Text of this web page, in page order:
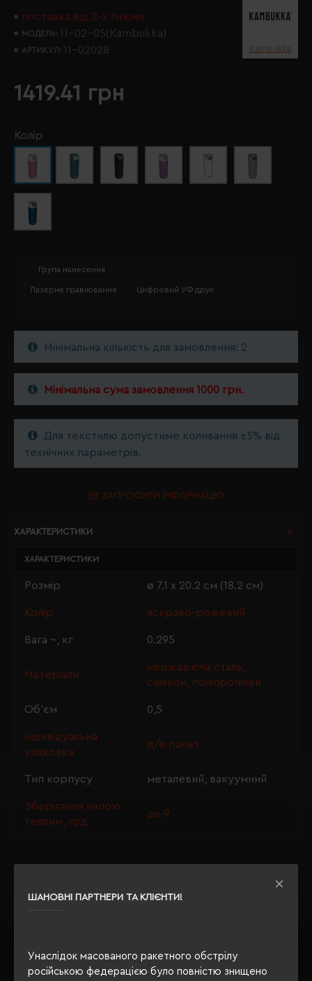
ШАНОВНІ ПАРТНЕРИ ТА КЛІЄНТИ!
Унаслідок масованого ракетного обстрілу
російською федерацією було повністю знищено
поставка від 2-х тижнів
МОДЕЛЬ: 11-02-05(Kambukka)
АРТИКУЛ: 11-02028 Kambukka
1419.41 грн
Колір
Група нанесення
Лазерне гравіювання Цифровий УФ друк
Мінімальна кількість для замовлення: 2
Мінімальна сума замовлення 1000 грн.
Для текстилю допустиме коливання ±5% від
технічних параметрів.
ЗАПРОСИТИ ІНФОРМАЦІЮ
ХАРАКТЕРИСТИКИ
ХАРАКТЕРИСТИКИ
Розмір ø 7.1 х 20.2 см (18.2 см)
Колір яскраво-рожевий
Вага ~, кг 0.295
Матеріали
нержавіюча сталь,
силікон, поліпропілен
Об'єм 0,5
Індивідуальна
упаковка
п/е пакет
Тип корпусу металевий, вакуумний
Зберігання напою
теплим, год
до 9